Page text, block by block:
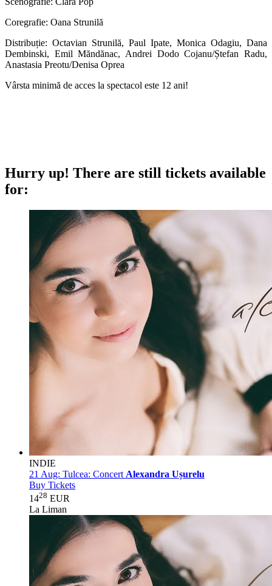
Coregrafie: Oana Strunilă
Distribuție: Octavian Strunilă, Paul Ipate, Monica Odagiu, Dana
Dembinski, Emil Măndănac, Andrei Dodo Cojanu/Ștefan Radu,
Anastasia Preotu/Denisa Oprea
Vârsta minimă de acces la spectacol este 12 ani!
Hurry up! There are still tickets available
for:
INDIE
21 Aug: Tulcea: Concert Alexandra Ușurelu
Buy Tickets
1428 EUR
La Liman